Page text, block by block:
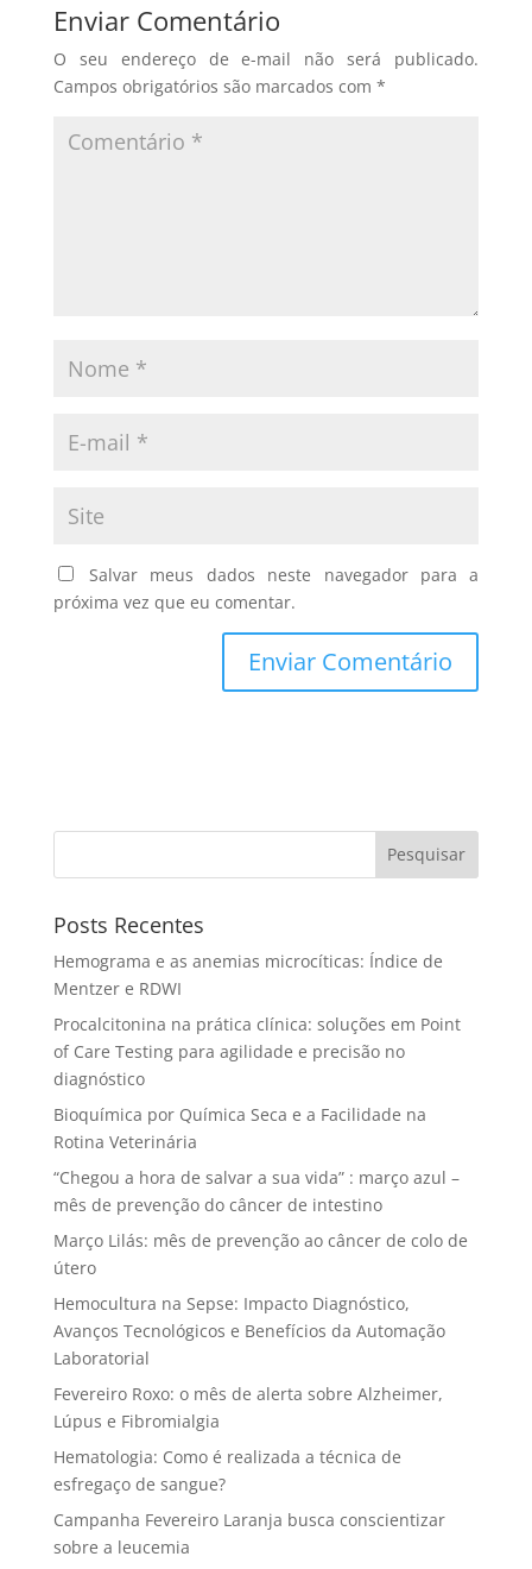
Enviar Comentário
O seu endereço de e-mail não será publicado.
Campos obrigatórios são marcados com *
Salvar meus dados neste navegador para a
próxima vez que eu comentar.
Pesquisar
Posts Recentes
Hemograma e as anemias microcíticas: Índice de
Mentzer e RDWI
Procalcitonina na prática clínica: soluções em Point
of Care Testing para agilidade e precisão no
diagnóstico
Bioquímica por Química Seca e a Facilidade na
Rotina Veterinária
“Chegou a hora de salvar a sua vida” : março azul –
mês de prevenção do câncer de intestino
Março Lilás: mês de prevenção ao câncer de colo de
útero
Hemocultura na Sepse: Impacto Diagnóstico,
Avanços Tecnológicos e Benefícios da Automação
Laboratorial
Fevereiro Roxo: o mês de alerta sobre Alzheimer,
Lúpus e Fibromialgia
Hematologia: Como é realizada a técnica de
esfregaço de sangue?
Campanha Fevereiro Laranja busca conscientizar
sobre a leucemia